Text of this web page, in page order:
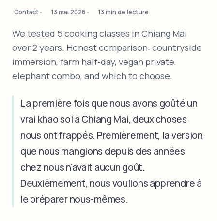
Contact 13 mai 2026 13 min de lecture
We tested 5 cooking classes in Chiang Mai
over 2 years. Honest comparison: countryside
immersion, farm half-day, vegan private,
elephant combo, and which to choose.
La première fois que nous avons goûté un
vrai khao soi à Chiang Mai, deux choses
nous ont frappés. Premièrement, la version
que nous mangions depuis des années
chez nous n'avait aucun goût.
Deuxièmement, nous voulions apprendre à
le préparer nous-mêmes.